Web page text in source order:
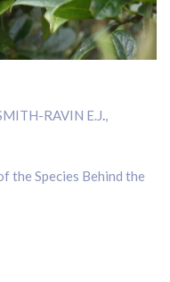
RAVIN E.J.,
the Species Behind the